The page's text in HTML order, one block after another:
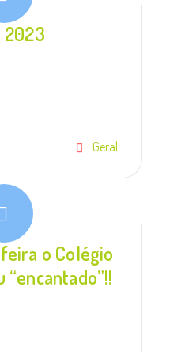
2023
Geral
o Colégio
“encantado”!!